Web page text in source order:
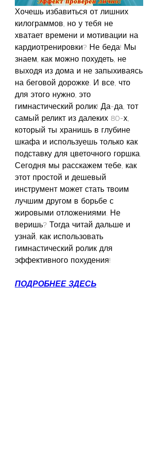
Хочешь избавиться от лишних
килограммов, но у тебя не
хватает времени и мотивации на
кардиотренировки? Не беда! Мы
знаем, как можно похудеть, не
выходя из дома и не запыхиваясь
на беговой дорожке. И все, что
для этого нужно, это
гимнастический ролик! Да-да, тот
самый реликт из далеких 80-х,
который ты хранишь в глубине
шкафа и используешь только как
подставку для цветочного горшка.
Сегодня мы расскажем тебе, как
этот простой и дешевый
инструмент может стать твоим
лучшим другом в борьбе с
жировыми отложениями. Не
веришь? Тогда читай дальше и
узнай, как использовать
гимнастический ролик для
эффективного похудения!
ПОДРОБНЕЕ ЗДЕСЬ